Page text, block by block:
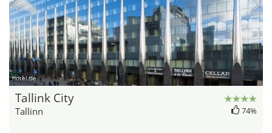
hotel.de
Tallink City
Tallinn 74%